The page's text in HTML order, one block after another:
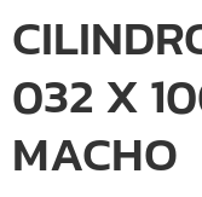
032 X
MACHO